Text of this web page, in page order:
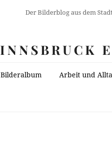
Der Bilderblog aus dem
INNSBRUCK
Bilderalbum Arbeit und